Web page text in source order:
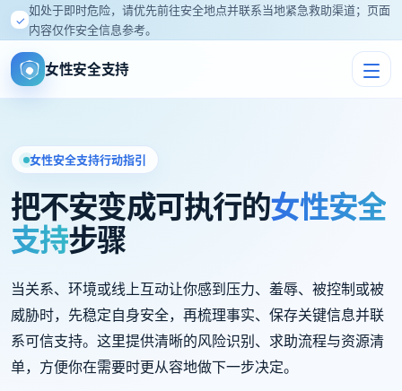
✓
如处于即时危险，请优先前往安全地点并联系当地紧急救助渠道；页面
内容仅作安全信息参考。
女性安全支持
女性安全支持行动指引
把不安变成可执行的女性安全
支持步骤
当关系、环境或线上互动让你感到压力、羞辱、被控制或被
威胁时，先稳定自身安全，再梳理事实、保存关键信息并联
系可信支持。这里提供清晰的风险识别、求助流程与资源清
单，方便你在需要时更从容地做下一步决定。